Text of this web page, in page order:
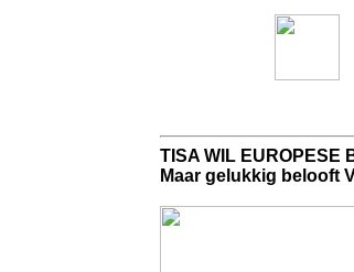
TISA WIL EUROPESE
Maar gelukkig belooft